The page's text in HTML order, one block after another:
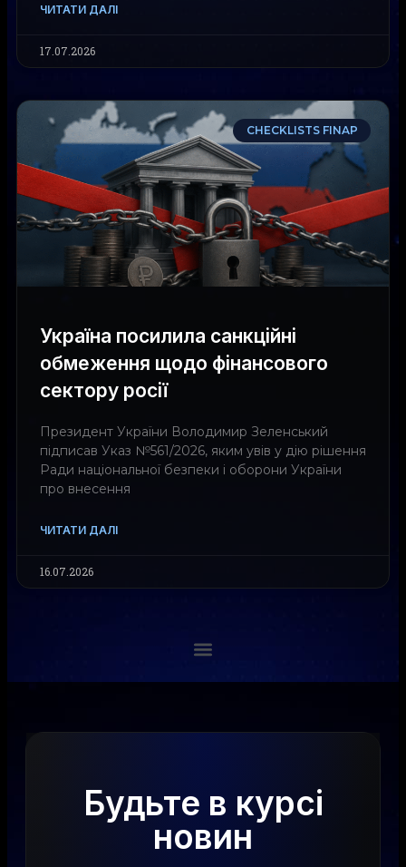
ЧИТАТИ ДАЛІ
17.07.2026
CHECKLISTS FINAP
Україна посилила санкційні
обмеження щодо фінансового
сектору росії
Президент України Володимир Зеленський
підписав Указ №561/2026, яким увів у дію рішення
Ради національної безпеки і оборони України
про внесення
ЧИТАТИ ДАЛІ
16.07.2026
Будьте в курсі
новин